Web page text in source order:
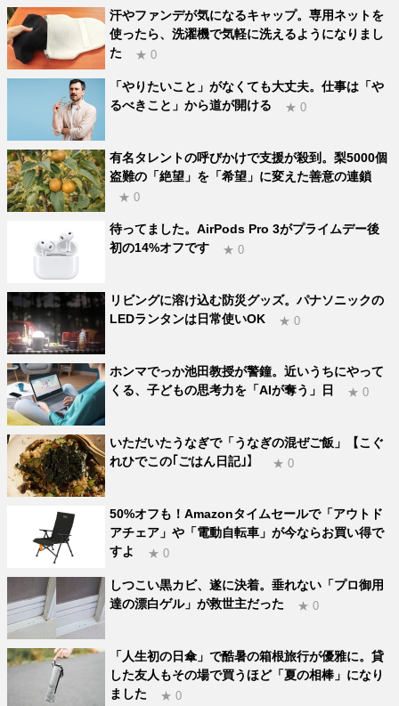
汗やファンデが気になるキャップ。専用ネットを
使ったら、洗濯機で気軽に洗えるようになりまし
た
★ 0
「やりたいこと」がなくても大丈夫。仕事は「や
るべきこと」から道が開ける
★ 0
有名タレントの呼びかけで支援が殺到。梨5000個
盗難の「絶望」を「希望」に変えた善意の連鎖
★ 0
待ってました。AirPods Pro 3がプライムデー後
初の14%オフです
★ 0
リビングに溶け込む防災グッズ。パナソニックの
LEDランタンは日常使いOK
★ 0
ホンマでっか池田教授が警鐘。近いうちにやって
くる、子どもの思考力を「AIが奪う」日
★ 0
いただいたうなぎで「うなぎの混ぜご飯」【こぐ
れひでこの｢ごはん日記｣】
★ 0
50%オフも！Amazonタイムセールで「アウトド
アチェア」や「電動自転車」が今ならお買い得で
すよ
★ 0
しつこい黒カビ、遂に決着。垂れない「プロ御用
達の漂白ゲル」が救世主だった
★ 0
「人生初の日傘」で酷暑の箱根旅行が優雅に。貸
した友人もその場で買うほど「夏の相棒」になり
ました
★ 0